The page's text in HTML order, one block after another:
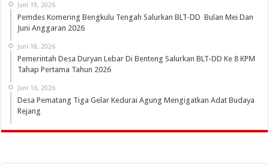
Juni 19, 2026
Pemdes Komering Bengkulu Tengah Salurkan BLT-DD Bulan Mei Dan
Juni Anggaran 2026
Juni 18, 2026
Pemerintah Desa Duryan Lebar Di Benteng Salurkan BLT-DD Ke 8 KPM
Tahap Pertama Tahun 2026
Juni 16, 2026
Desa Pematang Tiga Gelar Kedurai Agung Mengigatkan Adat Budaya
Rejang